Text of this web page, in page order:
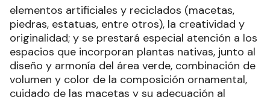
elementos artificiales y reciclados (macetas,
piedras, estatuas, entre otros), la creatividad y
originalidad; y se prestará especial atención a los
espacios que incorporan plantas nativas, junto al
diseño y armonía del área verde, combinación de
volumen y color de la composición ornamental,
cuidado de las macetas y su adecuación al